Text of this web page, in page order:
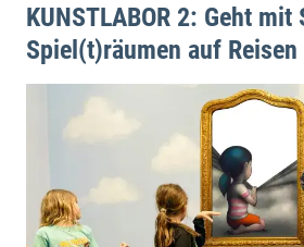
KUNSTLABOR 2: Geht mit
Spiel(t)räumen auf Reisen